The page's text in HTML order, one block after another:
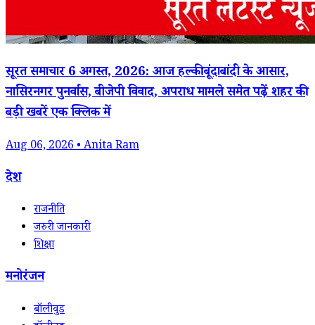
सूरत समाचार 6 अगस्त, 2026: आज हल्की बूंदाबांदी के आसार,
नासिरनगर पुनर्वास, बीजेपी विवाद, अपराध मामले समेत पढ़ें शहर की
बड़ी खबरें एक क्लिक में
Aug 06, 2026 • Anita Ram
देश
राजनीति
जरुरी जानकारी
शिक्षा
मनोरंजन
बॉलीवुड